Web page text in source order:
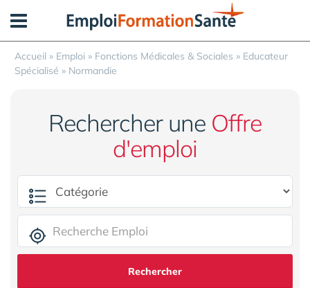
Accueil » Emploi » Fonctions Médicales & Sociales » Educateur
Spécialisé » Normandie
Rechercher une Offre
d'emploi
Rechercher